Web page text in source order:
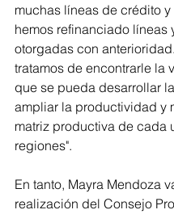
muchas líneas de crédito y
hemos refinanciado líneas
otorgadas con
tratamos de encontrarle la
que se pueda desarrollar
ampliar la productividad y
matriz productiva de cada
regiones".
En tanto, Mayra Mendoza
realización del Consejo